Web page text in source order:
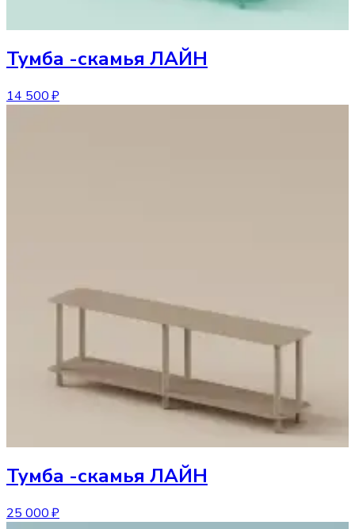
Тумба -скамья ЛАЙН
14 500 ₽
Тумба -скамья ЛАЙН
25 000 ₽